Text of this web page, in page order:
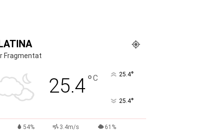
Fragmentat
25.4°C 25.4°
25.4°
54% 3.4m/s 61%